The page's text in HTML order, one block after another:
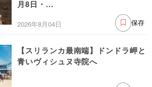
月8日・...
2026年8月04日 保存
【スリランカ最南端】ドンドラ岬と
青いヴィシュヌ寺院へ